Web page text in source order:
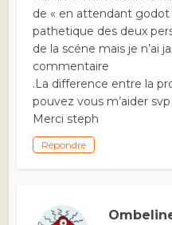
de « en attendant godot
pathetique des deux
de la scéne mais je n’ai
commentaire
.La difference entre la
pouvez vous m’aider svp
Merci steph
Répondre